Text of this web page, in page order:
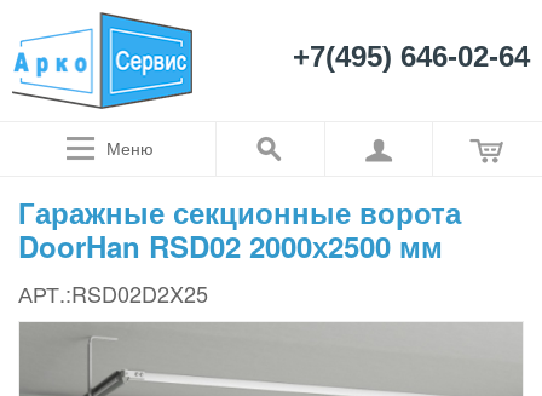
+7(495) 646-02-64
Меню
Гаражные секционные ворота
DoorHan RSD02 2000х2500 мм
АРТ.:RSD02D2X25